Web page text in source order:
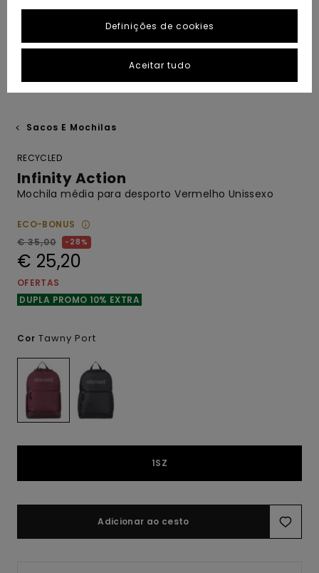
Sacos E Mochilas
RECYCLED
Infinity Action
Mochila média para desporto Vermelho Unissexo
ECO-BONUS
€ 35,00
28%
€ 25,20
OFERTAS
DUPLA PROMO 10% EXTRA
Cor Tawny Port
1SZ
Adicionar ao cesto
Definições de cookies
Aceitar tudo